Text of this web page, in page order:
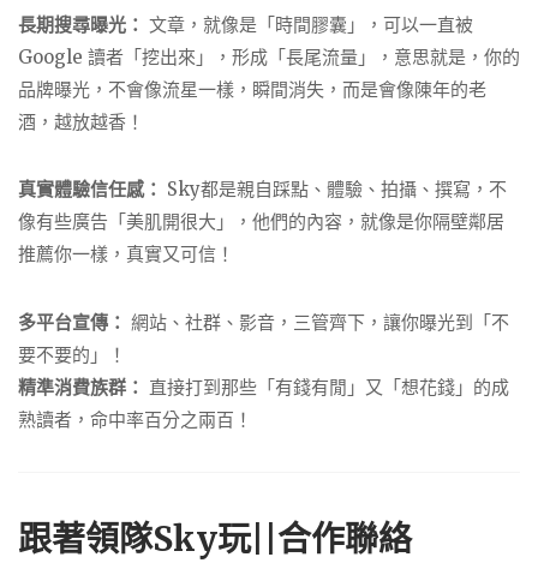
長期搜尋曝光： 文章，就像是「時間膠囊」，可以一直被
Google 讀者「挖出來」，形成「長尾流量」，意思就是，你的
品牌曝光，不會像流星一樣，瞬間消失，而是會像陳年的老
酒，越放越香！
真實體驗信任感： Sky都是親自踩點、體驗、拍攝、撰寫，不
像有些廣告「美肌開很大」，他們的內容，就像是你隔壁鄰居
推薦你一樣，真實又可信！
多平台宣傳： 網站、社群、影音，三管齊下，讓你曝光到「不
要不要的」！
精準消費族群： 直接打到那些「有錢有閒」又「想花錢」的成
熟讀者，命中率百分之兩百！
跟著領隊Sky玩||合作聯絡